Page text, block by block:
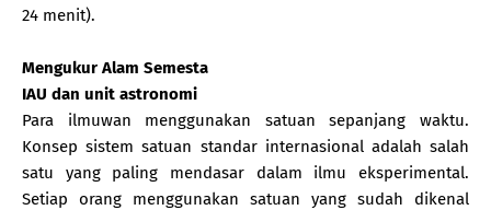
24 menit).
Mengukur Alam Semesta
IAU dan unit astronomi
Para ilmuwan menggunakan satuan sepanjang waktu.
Konsep sistem satuan standar internasional adalah salah
satu yang paling mendasar dalam ilmu eksperimental.
Setiap orang menggunakan satuan yang sudah dikenal